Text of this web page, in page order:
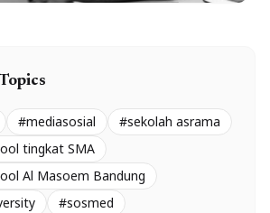
#mediasosial
#sekolah asrama
tingkat SMA
Al Masoem Bandung
#sosmed